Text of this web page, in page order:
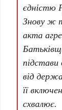
єдністю
Знову ж
акта
від
її
схвалює.